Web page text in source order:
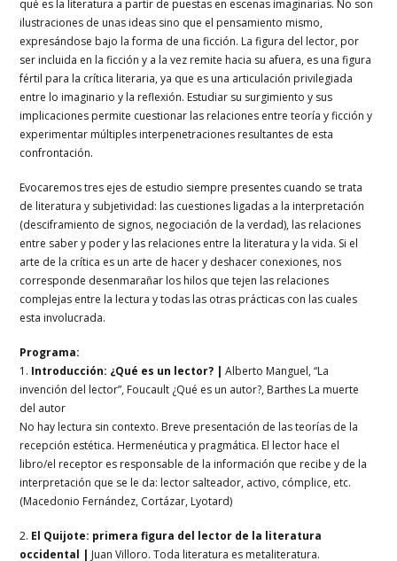
qué es la literatura a partir de puestas en escenas imaginarias. No son
ilustraciones de unas ideas sino que el pensamiento mismo,
expresándose bajo la forma de una ficción. La figura del lector, por
ser incluida en la ficción y a la vez remite hacia su afuera, es una figura
fértil para la crítica literaria, ya que es una articulación privilegiada
entre lo imaginario y la reflexión. Estudiar su surgimiento y sus
implicaciones permite cuestionar las relaciones entre teoría y ficción y
experimentar múltiples interpenetraciones resultantes de esta
confrontación.
Evocaremos tres ejes de estudio siempre presentes cuando se trata
de literatura y subjetividad: las cuestiones ligadas a la interpretación
(desciframiento de signos, negociación de la verdad), las relaciones
entre saber y poder y las relaciones entre la literatura y la vida. Si el
arte de la crítica es un arte de hacer y deshacer conexiones, nos
corresponde desenmarañar los hilos que tejen las relaciones
complejas entre la lectura y todas las otras prácticas con las cuales
esta involucrada.
Programa:
1. Introducción: ¿Qué es un lector? |Alberto Manguel, “La
invención del lector”, Foucault ¿Qué es un autor?, Barthes La muerte
del autor
No hay lectura sin contexto. Breve presentación de las teorías de la
recepción estética. Hermenéutica y pragmática. El lector hace el
libro/el receptor es responsable de la información que recibe y de la
interpretación que se le da: lector salteador, activo, cómplice, etc.
(Macedonio Fernández, Cortázar, Lyotard)
2. El Quijote: primera figura del lector de la literatura
occidental | Juan Villoro. Toda literatura es metaliteratura.